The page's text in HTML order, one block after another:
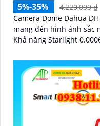
5%-35%
4,220,000 ₫
Camera Dome Dahua
mang đến hình ảnh sắc
Khả năng Starlight